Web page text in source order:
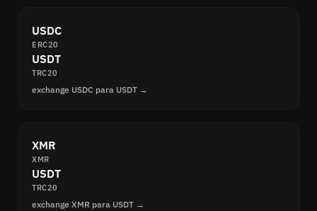
USDC
ERC20
USDT
TRC20
exchange USDC para USDT →
XMR
XMR
USDT
TRC20
exchange XMR para USDT →